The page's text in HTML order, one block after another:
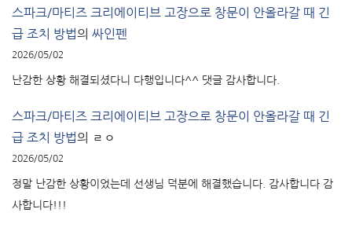
스파크/마티즈 크리에이티브 고장으로 창문이 안올라갈 때 긴
급 조치 방법의 싸인펜
2026/05/02
난감한 상황 해결되셨다니 다행입니다^^ 댓글 감사합니다.
스파크/마티즈 크리에이티브 고장으로 창문이 안올라갈 때 긴
급 조치 방법의 ㄹㅇ
2026/05/02
정말 난감한 상황이었는데 선생님 덕분에 해결했습니다. 감사합니다 감
사합니다!!!